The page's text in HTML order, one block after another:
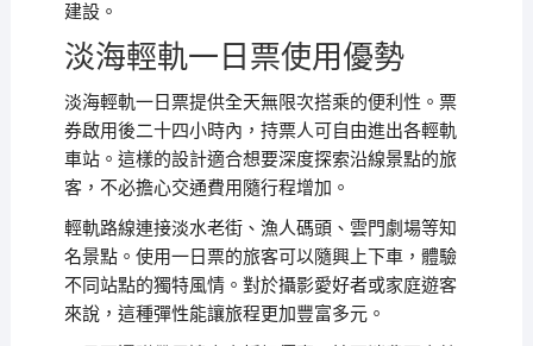
建設。
淡海輕軌一日票使用優勢
淡海輕軌一日票提供全天無限次搭乘的便利性。票
券啟用後二十四小時內，持票人可自由進出各輕軌
車站。這樣的設計適合想要深度探索沿線景點的旅
客，不必擔心交通費用隨行程增加。
輕軌路線連接淡水老街、漁人碼頭、雲門劇場等知
名景點。使用一日票的旅客可以隨興上下車，體驗
不同站點的獨特風情。對於攝影愛好者或家庭遊客
來說，這種彈性能讓旅程更加豐富多元。